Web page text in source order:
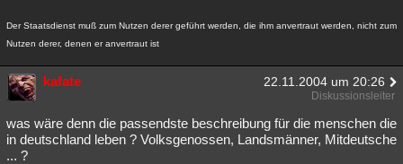
Der Staatsdienst muß zum Nutzen derer geführt werden, die ihm anvertraut werden, nicht zum
Nutzen derer, denen er anvertraut ist
kafate 22.11.2004 um 20:26
Diskussionsleiter
was wäre denn die passendste beschreibung für die menschen die
in deutschland leben ? Volksgenossen, Landsmänner, Mitdeutsche
... ?